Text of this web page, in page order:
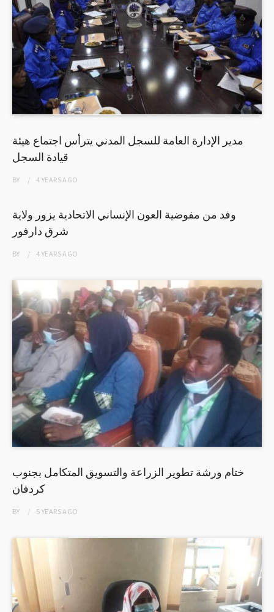
مدير الإدارة العامة للسجل المدني يترأس اجتماع هيئة
قيادة السجل
BY 4 YEARSAGO
وفد من مفوضية العون الإنساني الاتحادية يزور ولاية
شرق دارفور
BY 4 YEARSAGO
ختام ورشة تطوير الزراعة والتسويق المتكامل بجنوب
كردفان
BY 5 YEARSAGO